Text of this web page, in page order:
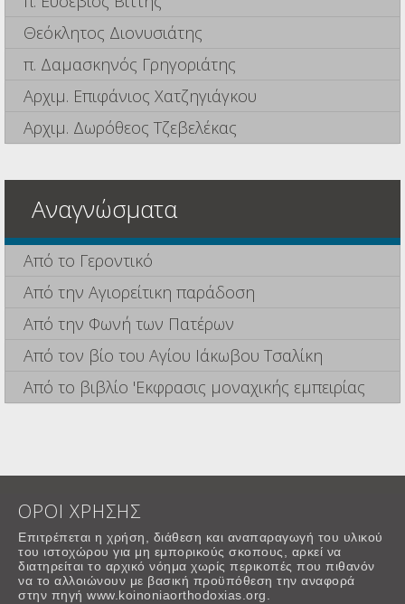
Θεόκλητος Διονυσιάτης
π. Δαμασκηνός Γρηγοριάτης
Αρχιμ. Επιφάνιος Χατζηγιάγκου
Αρχιμ. Δωρόθεος Τζεβελέκας
Αναγνώσματα
Από το Γεροντικό
Από την Αγιορείτικη παράδοση
Από την Φωνή των Πατέρων
Από τον βίο του Αγίου Ιάκωβου Τσαλίκη
Από το βιβλίο 'Εκφρασις μοναχικής εμπειρίας
ΟΡΟΙ ΧΡΗΣΗΣ
Επιτρέπεται η χρήση, διάθεση και αναπαραγωγή του υλικού
του ιστοχώρου για μη εμπορικούς σκοπους, αρκεί να
διατηρείται το αρχικό νόημα χωρίς περικοπές που πιθανόν
να το αλλοιώνουν με βασική προϋπόθεση την αναφορά
στην πηγή www.koinoniaorthodoxias.org.